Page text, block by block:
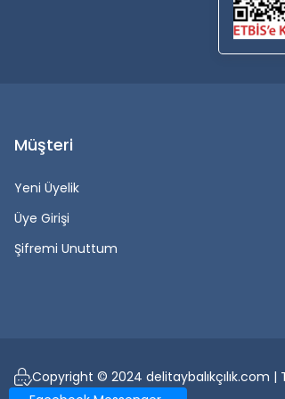
Müşteri
Yeni Üyelik
Üye Girişi
Şifremi Unuttum
Copyright © 2024 delitaybalıkçılık.com |